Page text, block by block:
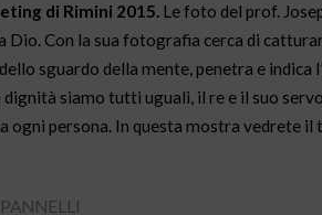
di Rimini 2015.Le foto del prof.
Dio. Con la sua fotografia cerca di
sguardo della mente, penetra e indica
dignità siamo tutti uguali, il re e il suo
ogni persona. In questa mostra vedrete